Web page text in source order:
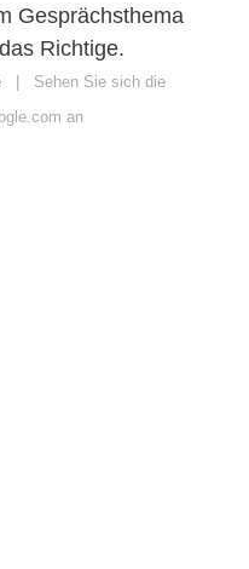
Gesprächsthema
Richtige.
| Sehen Sie sich die
an